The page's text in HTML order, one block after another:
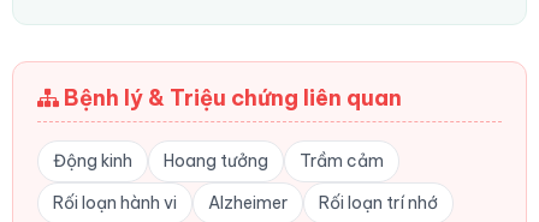
Bệnh lý & Triệu chứng liên quan
Động kinh Hoang tưởng
Trầm cảm
Rối loạn hành vi
Alzheimer
Rối loạn trí nhớ